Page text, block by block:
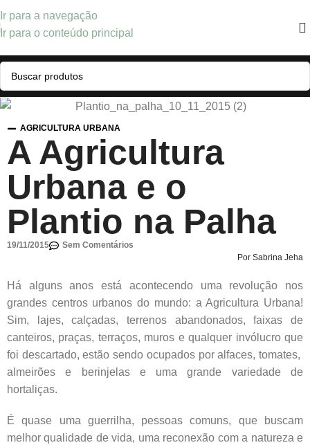
Ir para a navegação
Ir para o conteúdo principal
AGRICULTURA URBANA
A Agricultura
Urbana e o
Plantio na Palha
19/11/2015
Sem Comentários
Por Sabrina Jeha
Há alguns anos está acontecendo uma revolução nos
grandes centros urbanos do mundo: a Agricultura Urbana!
Sim, lajes, calçadas, terrenos abandonados, faixas de
canteiros, praças, terraços, muros e qualquer invólucro que
foi descartado, estão sendo ocupados por alfaces, tomates,
almeirões e berinjelas e uma grande variedade de
hortaliças.
É quase uma guerrilha, pessoas comuns, que buscam
melhor qualidade de vida, uma reconexão com a natureza e